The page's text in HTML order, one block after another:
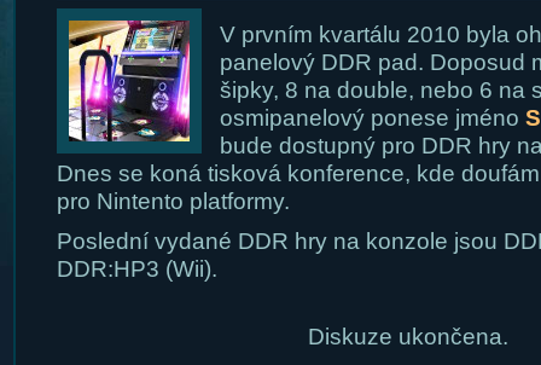
V prvním kvartálu 2010 byla
panelový DDR pad. Doposud
šipky, 8 na double, nebo 6 na
osmipanelový ponese jméno
bude dostupný pro DDR hry
Dnes se koná tisková konference, kde
pro Nintento platformy.
Poslední vydané DDR hry na konzole jsou
DDR:HP3 (Wii).
Diskuze ukončena.